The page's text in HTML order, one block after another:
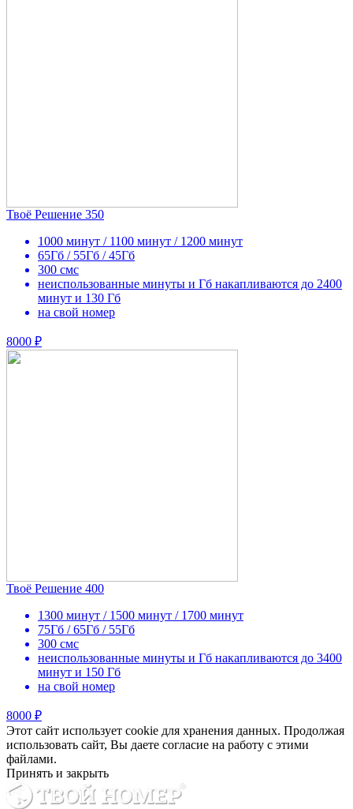
Твоё Решение 350
1000 минут / 1100 минут / 1200 минут
65Гб / 55Гб / 45Гб
300 смс
неиспользованные минуты и Гб накапливаются до 2400
минут и 130 Гб
на свой номер
8000 ₽
Твоё Решение 400
1300 минут / 1500 минут / 1700 минут
75Гб / 65Гб / 55Гб
300 смс
неиспользованные минуты и Гб накапливаются до 3400
минут и 150 Гб
на свой номер
8000 ₽
Этот сайт использует cookie для хранения данных. Продолжая
использовать сайт, Вы даете согласие на работу с этими
файлами.
Принять и закрыть